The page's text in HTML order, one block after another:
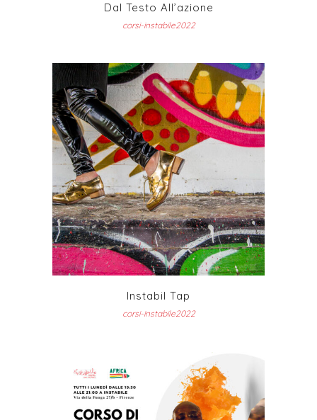
Dal Testo All’azione
corsi-instabile2022
Instabil Tap
corsi-instabile2022